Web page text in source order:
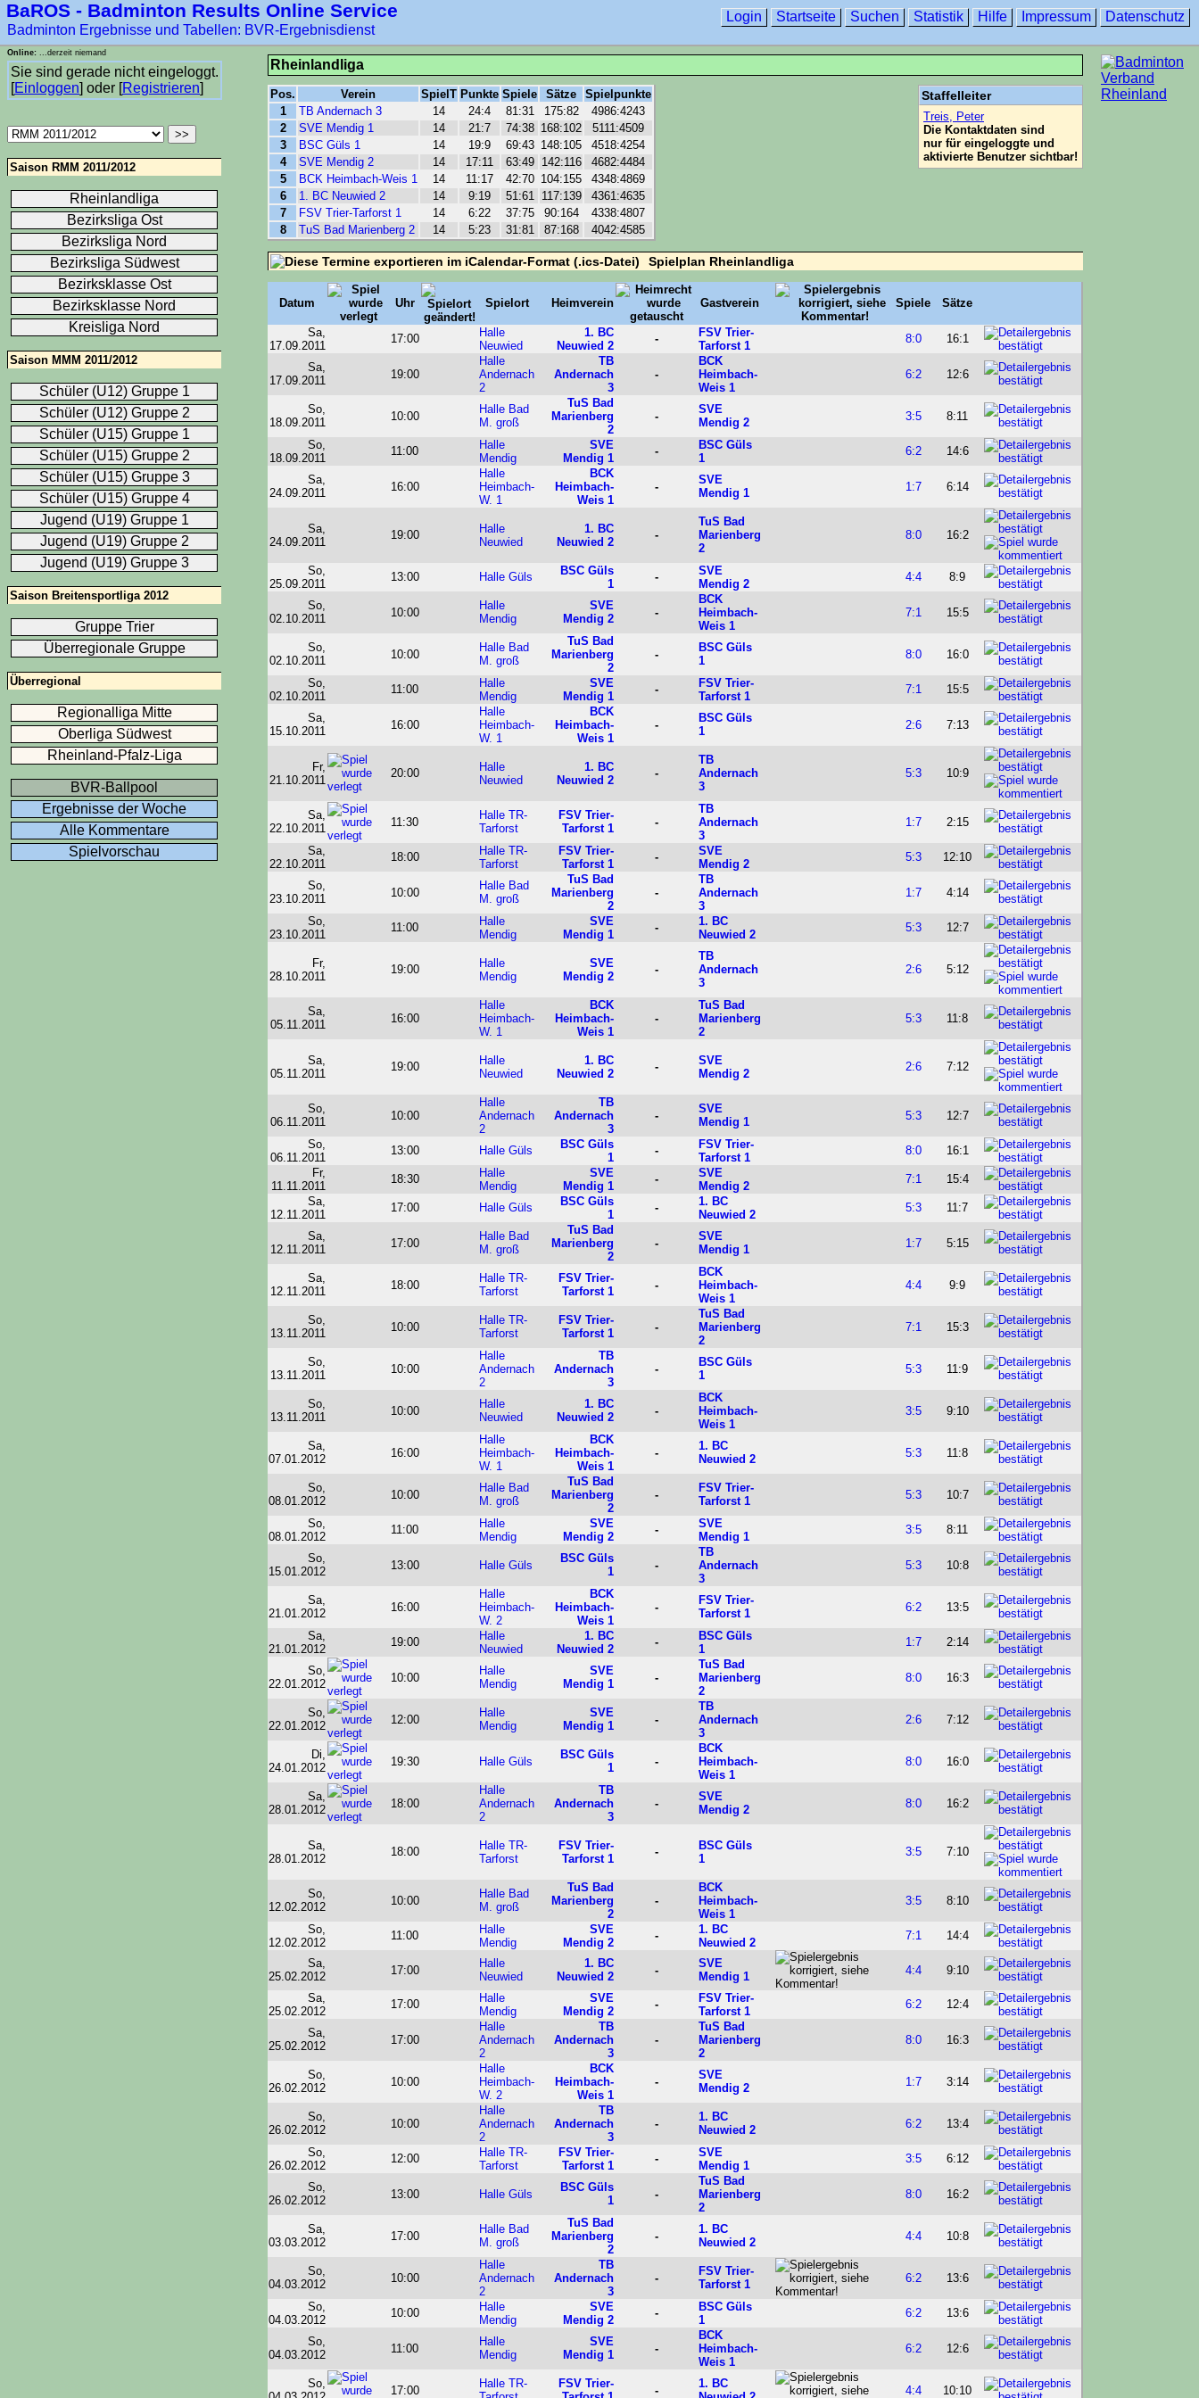
****-1
BaROS - Badminton Results Online Service
Badminton Ergebnisse und Tabellen: BVR-Ergebnisdienst
Staffelleiter
Treis, Peter
Die Kontaktdaten sind
nur für eingeloggte und
aktivierte Benutzer sichtbar!
Rheinlandliga
Pos. Verein SpielT Punkte Spiele Sätze
Spielpunkte
1
TB Andernach 3 14 24:4 81:31 175:82
4986:4243
2
SVE Mendig 1 14 21:7 74:38 168:102
5111:4509
3
BSC Güls 1 14 19:9 69:43 148:105
4518:4254
4
SVE Mendig 2 14 17:11 63:49 142:116
4682:4484
5
BCK Heimbach-Weis 1 14 11:17 42:70 104:155
4348:4869
6
1. BC Neuwied 2 14 9:19 51:61 117:139
4361:4635
7
FSV Trier-Tarforst 1 14 6:22 37:75 90:164
4338:4807
8
TuS Bad Marienberg 2 14 5:23 31:81 87:168 4042:4585
Spielplan Rheinlandliga
Datum Uhr Spielort Heimverein Gastverein Spiele Sätze
Sa,
17.09.2011
17:00
Halle
Neuwied
1. BC
Neuwied 2
-
FSV Trier-
Tarforst 1
8:0 16:1
Sa,
17.09.2011
19:00
Halle
Andernach
2
TB
Andernach
3
-
BCK
Heimbach-
Weis 1
6:2 12:6
So,
18.09.2011
10:00
Halle Bad
M. groß
TuS Bad
Marienberg
2
-
SVE
Mendig 2
3:5 8:11
So,
18.09.2011
11:00
Halle
Mendig
SVE
Mendig 1
-
BSC Güls
1
6:2 14:6
Sa,
24.09.2011
16:00
Halle
Heimbach-
W. 1
BCK
Heimbach-
Weis 1
-
SVE
Mendig 1
1:7 6:14
Sa,
24.09.2011
19:00
Halle
Neuwied
1. BC
Neuwied 2
-
TuS Bad
Marienberg
2
8:0 16:2
So,
25.09.2011
13:00 Halle Güls
BSC Güls
1
-
SVE
Mendig 2
4:4 8:9
So,
02.10.2011
10:00
Halle
Mendig
SVE
Mendig 2
-
BCK
Heimbach-
Weis 1
7:1 15:5
So,
02.10.2011
10:00
Halle Bad
M. groß
TuS Bad
Marienberg
2
-
BSC Güls
1
8:0 16:0
So,
02.10.2011
11:00
Halle
Mendig
SVE
Mendig 1
-
FSV Trier-
Tarforst 1
7:1 15:5
Sa,
15.10.2011
16:00
Halle
Heimbach-
W. 1
BCK
Heimbach-
Weis 1
-
BSC Güls
1
2:6 7:13
Fr,
21.10.2011
20:00
Halle
Neuwied
1. BC
Neuwied 2
-
TB
Andernach
3
5:3 10:9
Sa,
22.10.2011
11:30
Halle TR-
Tarforst
FSV Trier-
Tarforst 1
-
TB
Andernach
3
1:7 2:15
Sa,
22.10.2011
18:00
Halle TR-
Tarforst
FSV Trier-
Tarforst 1
-
SVE
Mendig 2
5:3 12:10
So,
23.10.2011
10:00
Halle Bad
M. groß
TuS Bad
Marienberg
2
-
TB
Andernach
3
1:7 4:14
So,
23.10.2011
11:00
Halle
Mendig
SVE
Mendig 1
-
1. BC
Neuwied 2
5:3 12:7
Fr,
28.10.2011
19:00
Halle
Mendig
SVE
Mendig 2
-
TB
Andernach
3
2:6 5:12
Sa,
05.11.2011
16:00
Halle
Heimbach-
W. 1
BCK
Heimbach-
Weis 1
-
TuS Bad
Marienberg
2
5:3 11:8
Sa,
05.11.2011
19:00
Halle
Neuwied
1. BC
Neuwied 2
-
SVE
Mendig 2
2:6 7:12
So,
06.11.2011
10:00
Halle
Andernach
2
TB
Andernach
3
-
SVE
Mendig 1
5:3 12:7
So,
06.11.2011
13:00 Halle Güls
BSC Güls
1
-
FSV Trier-
Tarforst 1
8:0
16:1
Fr,
11.11.2011
18:30
Halle
Mendig
SVE
Mendig 1
-
SVE
Mendig 2
7:1
15:4
Sa,
12.11.2011
17:00 Halle Güls
BSC Güls
1
-
1. BC
Neuwied 2
5:3 11:7
Sa,
12.11.2011
17:00
Halle Bad
M. groß
TuS Bad
Marienberg
2
-
SVE
Mendig 1
1:7 5:15
Sa,
12.11.2011
18:00
Halle TR-
Tarforst
FSV Trier-
Tarforst 1
-
BCK
Heimbach-
Weis 1
4:4 9:9
So,
13.11.2011
10:00
Halle TR-
Tarforst
FSV Trier-
Tarforst 1
-
TuS Bad
Marienberg
2
7:1 15:3
So,
13.11.2011
10:00
Halle
Andernach
2
TB
Andernach
3
-
BSC Güls
1
5:3 11:9
So,
13.11.2011
10:00
Halle
Neuwied
1. BC
Neuwied 2
-
BCK
Heimbach-
Weis 1
3:5 9:10
Sa,
07.01.2012
16:00
Halle
Heimbach-
W. 1
BCK
Heimbach-
Weis 1
-
1. BC
Neuwied 2
5:3 11:8
So,
08.01.2012
10:00
Halle Bad
M. groß
TuS Bad
Marienberg
2
-
FSV Trier-
Tarforst 1
5:3 10:7
So,
08.01.2012
11:00
Halle
Mendig
SVE
Mendig 2
-
SVE
Mendig 1
3:5 8:11
So,
15.01.2012
13:00 Halle Güls
BSC Güls
1
-
TB
Andernach
3
5:3 10:8
Sa,
21.01.2012
16:00
Halle
Heimbach-
W. 2
BCK
Heimbach-
Weis 1
-
FSV Trier-
Tarforst 1
6:2 13:5
Sa,
21.01.2012
19:00
Halle
Neuwied
1. BC
Neuwied 2
-
BSC Güls
1
1:7 2:14
So,
22.01.2012
10:00
Halle
Mendig
SVE
Mendig 1
-
TuS Bad
Marienberg
2
8:0 16:3
So,
22.01.2012
12:00
Halle
Mendig
SVE
Mendig 1
-
TB
Andernach
3
2:6 7:12
Di,
24.01.2012
19:30 Halle Güls
BSC Güls
1
-
BCK
Heimbach-
Weis 1
8:0 16:0
Sa,
28.01.2012
18:00
Halle
Andernach
2
TB
Andernach
3
-
SVE
Mendig 2
8:0 16:2
Sa,
28.01.2012
18:00
Halle TR-
Tarforst
FSV Trier-
Tarforst 1
-
BSC Güls
1
3:5 7:10
So,
12.02.2012
10:00
Halle Bad
M. groß
TuS Bad
Marienberg
2
-
BCK
Heimbach-
Weis 1
3:5 8:10
So,
12.02.2012
11:00
Halle
Mendig
SVE
Mendig 2
-
1. BC
Neuwied 2
7:1 14:4
Sa,
25.02.2012
17:00
Halle
Neuwied
1. BC
Neuwied 2
-
SVE
Mendig 1
4:4 9:10
Sa,
25.02.2012
17:00
Halle
Mendig
SVE
Mendig 2
-
FSV Trier-
Tarforst 1
6:2 12:4
Sa,
25.02.2012
17:00
Halle
Andernach
2
TB
Andernach
3
-
TuS Bad
Marienberg
2
8:0 16:3
So,
26.02.2012
10:00
Halle
Heimbach-
W. 2
BCK
Heimbach-
Weis 1
-
SVE
Mendig 2
1:7 3:14
So,
26.02.2012
10:00
Halle
Andernach
2
TB
Andernach
3
-
1. BC
Neuwied 2
6:2 13:4
So,
26.02.2012
12:00
Halle TR-
Tarforst
FSV Trier-
Tarforst 1
-
SVE
Mendig 1
3:5 6:12
So,
26.02.2012
13:00 Halle Güls
BSC Güls
1
-
TuS Bad
Marienberg
2
8:0 16:2
Sa,
03.03.2012
17:00
Halle Bad
M. groß
TuS Bad
Marienberg
2
-
1. BC
Neuwied 2
4:4 10:8
So,
04.03.2012
10:00
Halle
Andernach
2
TB
Andernach
3
-
FSV Trier-
Tarforst 1
6:2 13:6
So,
04.03.2012
10:00
Halle
Mendig
SVE
Mendig 2
-
BSC Güls
1
6:2 13:6
So,
04.03.2012
11:00
Halle
Mendig
SVE
Mendig 1
-
BCK
Heimbach-
Weis 1
6:2 12:6
So,
17:00
Halle TR-
FSV Trier-
-
1. BC
4:4 10:10
Saison RMM 2011/2012
Rheinlandliga
Bezirksliga Ost
Bezirksliga Nord
Bezirksliga Südwest
Bezirksklasse Ost
Bezirksklasse Nord
Kreisliga Nord
Saison MMM 2011/2012
Schüler (U12) Gruppe 1
Schüler (U12) Gruppe 2
Schüler (U15) Gruppe 1
Schüler (U15) Gruppe 2
Schüler (U15) Gruppe 3
Schüler (U15) Gruppe 4
Jugend (U19) Gruppe 1
Jugend (U19) Gruppe 2
Jugend (U19) Gruppe 3
Saison Breitensportliga 2012
Gruppe Trier
Überregionale Gruppe
Überregional
Regionalliga Mitte
Oberliga Südwest
Rheinland-Pfalz-Liga
BVR-Ballpool
Ergebnisse der Woche
Alle Kommentare
Spielvorschau
Login Startseite Suchen Statistik Hilfe Impressum Datenschutz
Online: ...derzeit niemand
Sie sind gerade nicht eingeloggt.
[Einloggen] oder [Registrieren]